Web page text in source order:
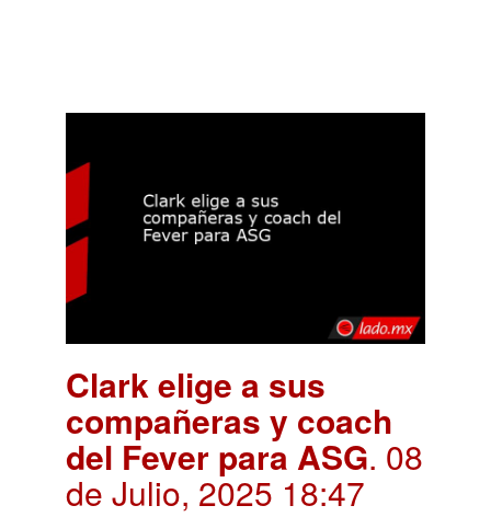
Clark elige a sus
compañeras y coach
del Fever para ASG. 08
de Julio, 2025 18:47